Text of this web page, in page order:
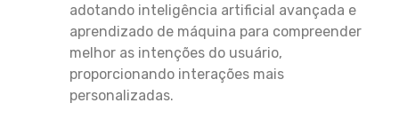
adotando inteligência artificial avançada e
aprendizado de máquina para compreender
melhor as intenções do usuário,
proporcionando interações mais
personalizadas.